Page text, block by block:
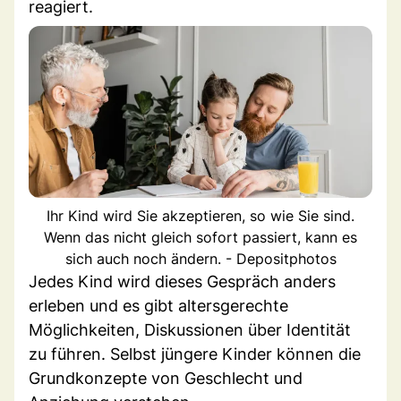
reagiert.
Ihr Kind wird Sie akzeptieren, so wie Sie sind.
Wenn das nicht gleich sofort passiert, kann es
sich auch noch ändern. - Depositphotos
Jedes Kind wird dieses Gespräch anders
erleben und es gibt altersgerechte
Möglichkeiten, Diskussionen über Identität
zu führen. Selbst jüngere Kinder können die
Grundkonzepte von Geschlecht und